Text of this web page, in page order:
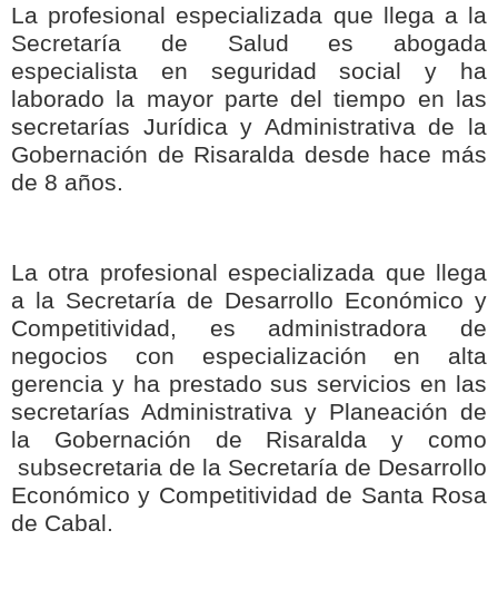
La profesional especializada que llega a la
Secretaría de Salud es abogada
especialista en seguridad social y ha
laborado la mayor parte del tiempo en las
secretarías Jurídica y Administrativa de la
Gobernación de Risaralda desde hace más
de 8 años.
La otra profesional especializada que llega
a la Secretaría de Desarrollo Económico y
Competitividad, es administradora de
negocios con especialización en alta
gerencia y ha prestado sus servicios en las
secretarías Administrativa y Planeación de
la Gobernación de Risaralda y como
subsecretaria de la Secretaría de Desarrollo
Económico y Competitividad de Santa Rosa
de Cabal.